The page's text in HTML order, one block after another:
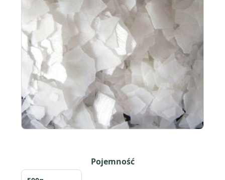
Pojemność